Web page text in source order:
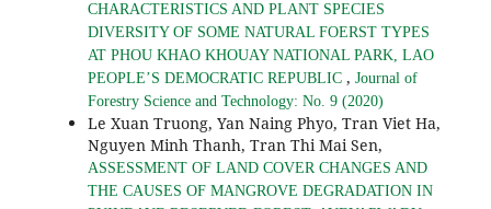
CHARACTERISTICS AND PLANT SPECIES
DIVERSITY OF SOME NATURAL FOERST TYPES
AT PHOU KHAO KHOUAY NATIONAL PARK, LAO
PEOPLE’S DEMOCRATIC REPUBLIC , Journal of
Forestry Science and Technology: No. 9 (2020)
Le Xuan Truong, Yan Naing Phyo, Tran Viet Ha,
Nguyen Minh Thanh, Tran Thi Mai Sen,
ASSESSMENT OF LAND COVER CHANGES AND
THE CAUSES OF MANGROVE DEGRADATION IN